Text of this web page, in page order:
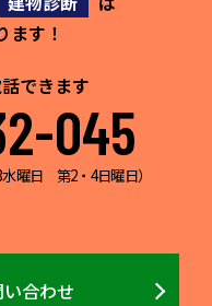
ます！
できます
045
水曜日 第2・4日曜日）
合わせ